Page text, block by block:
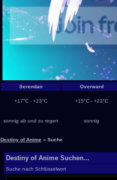
Serendair Overward
+17°C - +23°C +15°C - +23°C
sonnig ab und zu regen sonnig
Destiny of Anime» Suche
Destiny of Anime Suchen...
Suche nach Schlüsselwort